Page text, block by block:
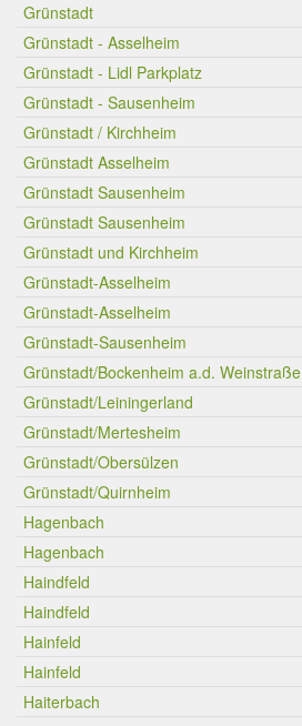
Grünstadt
Grünstadt - Asselheim
Grünstadt - Lidl Parkplatz
Grünstadt - Sausenheim
Grünstadt / Kirchheim
Grünstadt Asselheim
Grünstadt Sausenheim
Grünstadt Sausenheim
Grünstadt und Kirchheim
Grünstadt-Asselheim
Grünstadt-Asselheim
Grünstadt-Sausenheim
Grünstadt/Bockenheim a.d. Weinstraße
Grünstadt/Leiningerland
Grünstadt/Mertesheim
Grünstadt/Obersülzen
Grünstadt/Quirnheim
Hagenbach
Hagenbach
Haindfeld
Haindfeld
Hainfeld
Hainfeld
Haiterbach